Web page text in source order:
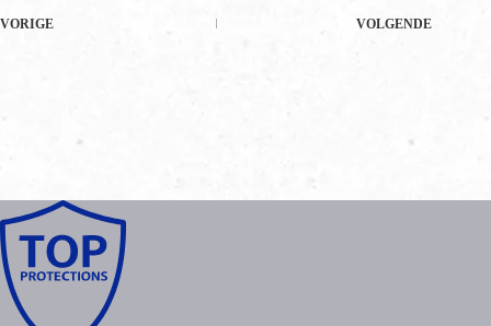
VORIGE VOLGENDE